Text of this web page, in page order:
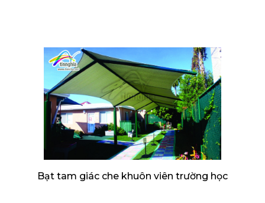
Bạt tam giác che khuôn viên trường học